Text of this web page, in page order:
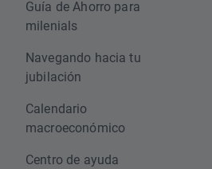
Guía de Ahorro para
milenials
Navegando hacia tu
jubilación
Calendario
macroeconómico
Centro de ayuda